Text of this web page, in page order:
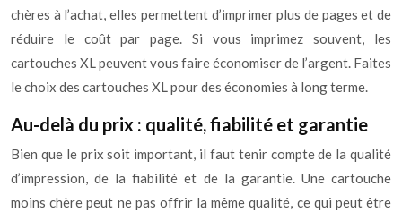
chères à l’achat, elles permettent d’imprimer plus de pages et de
réduire le coût par page. Si vous imprimez souvent, les
cartouches XL peuvent vous faire économiser de l’argent. Faites
le choix des cartouches XL pour des économies à long terme.
Au-delà du prix : qualité, fiabilité et garantie
Bien que le prix soit important, il faut tenir compte de la qualité
d’impression, de la fiabilité et de la garantie. Une cartouche
moins chère peut ne pas offrir la même qualité, ce qui peut être